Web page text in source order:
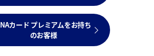
カード プレミアムをお持ち
のお客様